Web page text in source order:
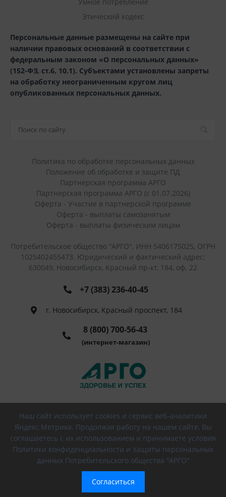
Этический кодекс
Персональные данные размещены на сайте при
наличии правовых оснований в соответствии с
федеральным законом «О персональных данных»
(152-ФЗ, ст.6, 10.1). Субъектами установлены запреты
на обработку неограниченным кругом лиц
опубликованных персональных данных.
Политика по обработке персональных данных
Положение об обработке и защите ПД
Партнерская программа АРГО
Партнерская программа АРГО (с 01.07.2026)
Оферта - Участие в партнерской программе
Оферта - выплаты самозанятым
Оферта - выплаты физическим лицам
Потребительское общество "АРГО", ИНН 5406175025, ОГРН
1025402455473. Юридический и фактический адрес:
630049, Новосибирск, Красный пр-кт, 184, оф. 22
+7 (383) 236-40-45
г. Новосибирск, Красный проспект, 184
8 (800) 700-56-43
(интернет-магазин)
© 2026 РПО АРГО, Все права защищены
Наш сайт использует cookies и сервис веб-аналитики
Яндекс.Метрика. Продолжая работу на нашем сайте, Вы
соглашаетесь с их использованием и принимаете условия
Политики конфиденциальности и защиты персональных
данных Потребительского общества "АРГО"
Согласиться